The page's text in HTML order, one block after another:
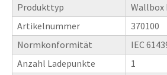
Produkttyp
Wallbox
Artikelnummer
370100
Normkonformität
IEC
Anzahl Ladepunkte
1